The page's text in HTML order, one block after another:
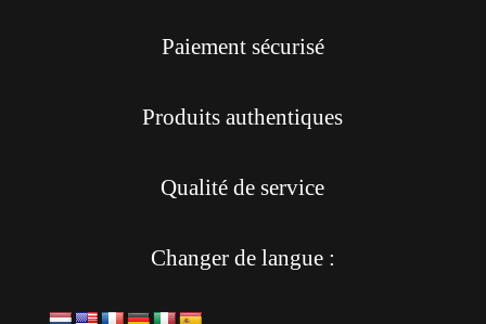
Paiement sécurisé
Produits authentiques
Qualité de service
Changer de langue :